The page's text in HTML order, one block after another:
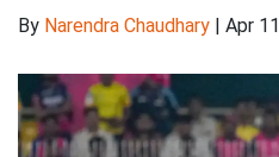
By Narendra Chaudhary | Apr